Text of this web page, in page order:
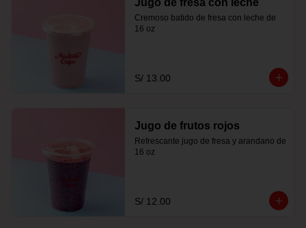
Jugo de fresa con leche
Cremoso batido de fresa con leche de
16 oz
S/ 13.00
Jugo de frutos rojos
Refrescante jugo de fresa y arandano de
16 oz
S/ 12.00